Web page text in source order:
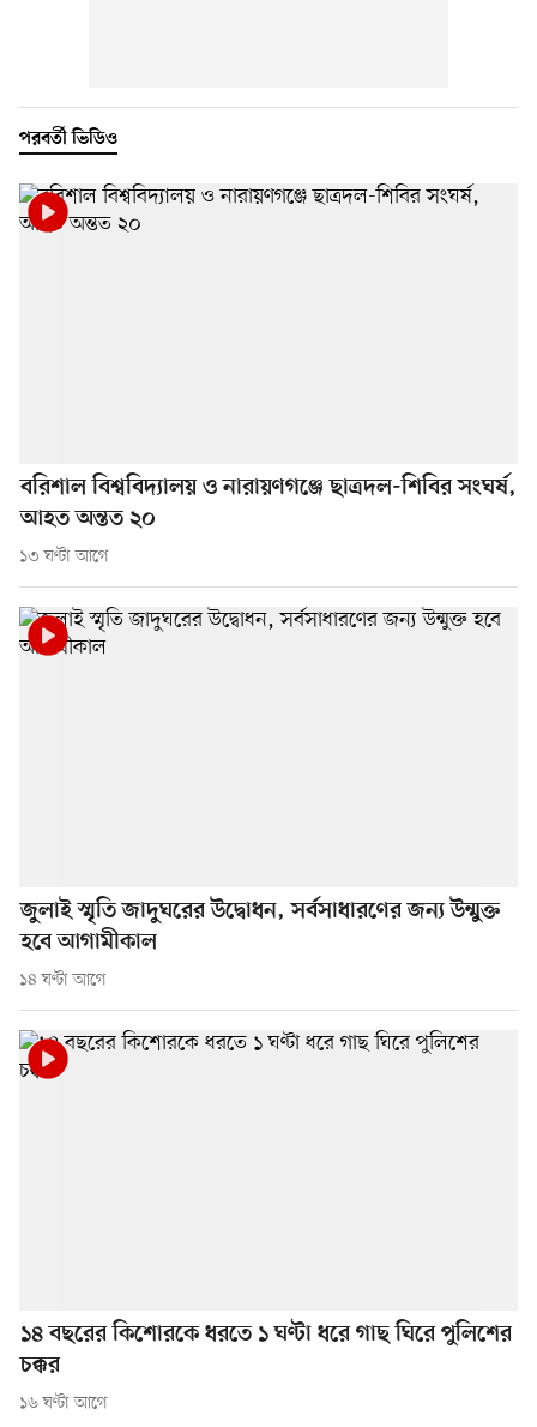
পরবর্তী ভিডিও
বরিশাল বিশ্ববিদ্যালয় ও নারায়ণগঞ্জে ছাত্রদল-শিবির সংঘর্ষ,
আহত অন্তত ২০
১৩ ঘণ্টা আগে
জুলাই স্মৃতি জাদুঘরের উদ্বোধন, সর্বসাধারণের জন্য উন্মুক্ত
হবে আগামীকাল
১৪ ঘণ্টা আগে
১৪ বছরের কিশোরকে ধরতে ১ ঘণ্টা ধরে গাছ ঘিরে পুলিশের
চক্কর
১৬ ঘণ্টা আগে